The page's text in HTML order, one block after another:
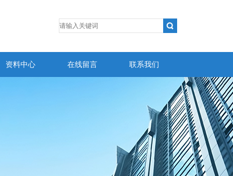
资料中心 在线留言 联系我们